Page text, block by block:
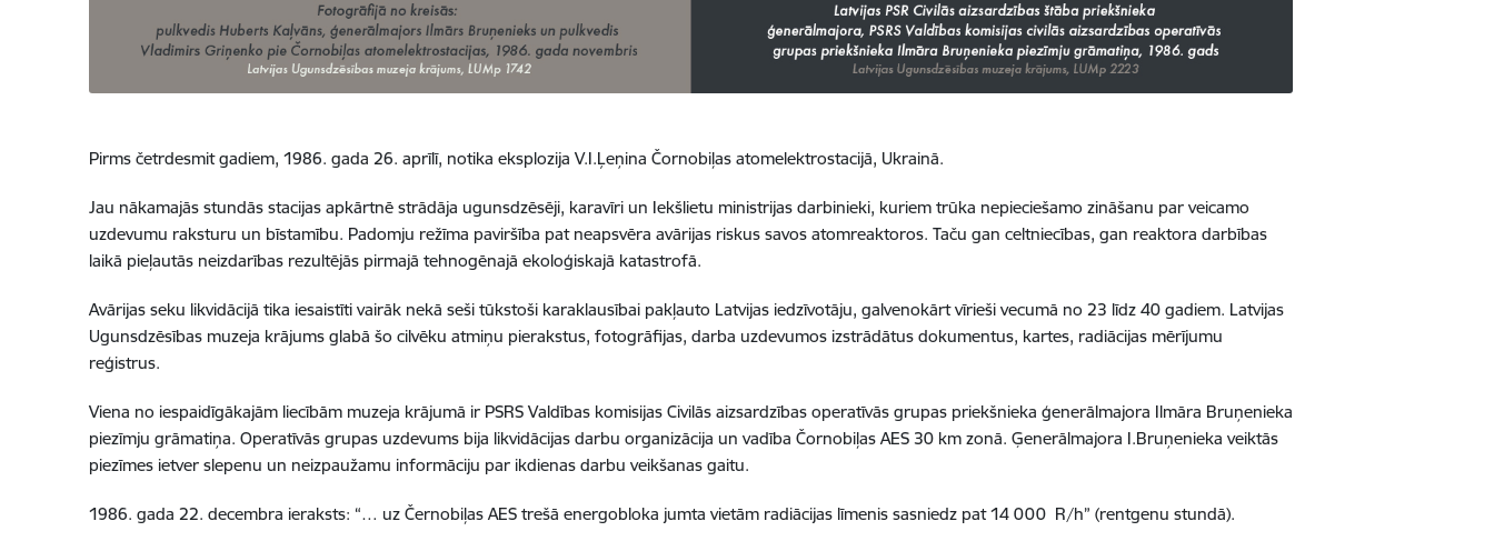
Pirms četrdesmit gadiem, 1986. gada 26. aprīlī, notika eksplozija V.I.Ļeņina Čornobiļas atomelektrostacijā, Ukrainā.
Jau nākamajās stundās stacijas apkārtnē strādāja ugunsdzēsēji, karavīri un Iekšlietu ministrijas darbinieki, kuriem trūka nepieciešamo zināšanu par veicamo
uzdevumu raksturu un bīstamību. Padomju režīma paviršība pat neapsvēra avārijas riskus savos atomreaktoros. Taču gan celtniecības, gan reaktora darbības
laikā pieļautās neizdarības rezultējās pirmajā tehnogēnajā ekoloģiskajā katastrofā.
Avārijas seku likvidācijā tika iesaistīti vairāk nekā seši tūkstoši karaklausībai pakļauto Latvijas iedzīvotāju, galvenokārt vīrieši vecumā no 23 līdz 40 gadiem. Latvijas
Ugunsdzēsības muzeja krājums glabā šo cilvēku atmiņu pierakstus, fotogrāfijas, darba uzdevumos izstrādātus dokumentus, kartes, radiācijas mērījumu
reģistrus.
Viena no iespaidīgākajām liecībām muzeja krājumā ir PSRS Valdības komisijas Civilās aizsardzības operatīvās grupas priekšnieka ģenerālmajora Ilmāra Bruņenieka
piezīmju grāmatiņa. Operatīvās grupas uzdevums bija likvidācijas darbu organizācija un vadība Čornobiļas AES 30 km zonā. Ģenerālmajora I.Bruņenieka veiktās
piezīmes ietver slepenu un neizpaužamu informāciju par ikdienas darbu veikšanas gaitu.
1986. gada 22. decembra ieraksts: “… uz Černobiļas AES trešā energobloka jumta vietām radiācijas līmenis sasniedz pat 14 000 R/h” (rentgenu stundā).